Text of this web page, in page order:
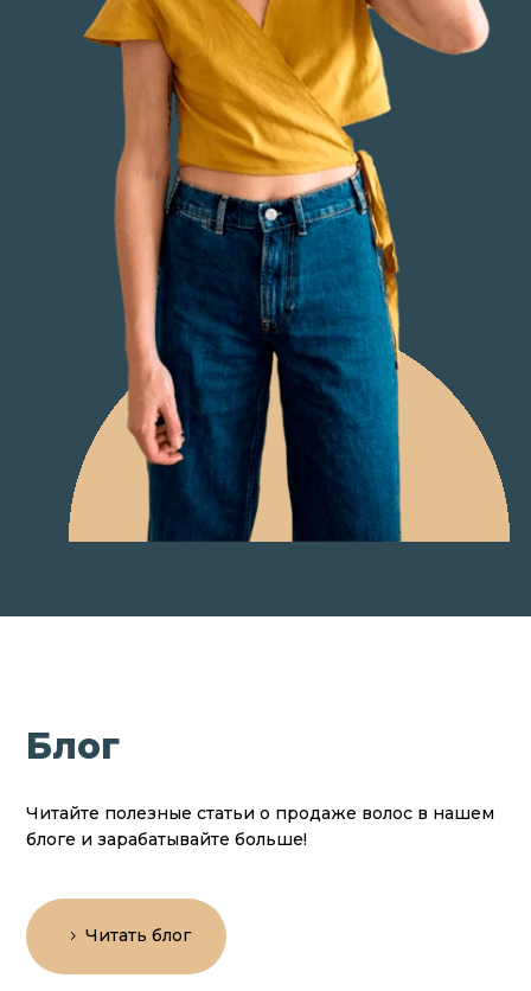
Блог
Читайте полезные статьи о продаже волос в нашем
блоге и зарабатывайте больше!
Читать блог